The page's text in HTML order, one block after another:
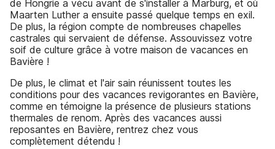
de Hongrie a vécu avant de s'installer à Marburg, et où
Maarten Luther a ensuite passé quelque temps en exil.
De plus, la région compte de nombreuses chapelles
castrales qui servaient de défense. Assouvissez votre
soif de culture grâce à votre maison de vacances en
Bavière !
De plus, le climat et l'air sain réunissent toutes les
conditions pour des vacances revigorantes en Bavière,
comme en témoigne la présence de plusieurs stations
thermales de renom. Après des vacances aussi
reposantes en Bavière, rentrez chez vous
complètement détendu !